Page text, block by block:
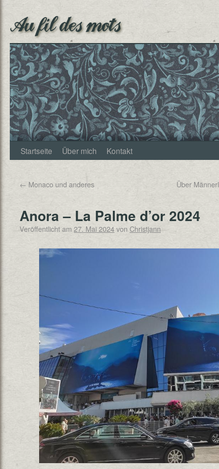
Au fil des mots
Startseite Über mich Kontakt
← Monaco und anderes Über
Anora – La Palme d’or 2024
Veröffentlicht am 27. Mai 2024von Christjann